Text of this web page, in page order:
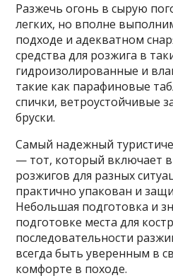
Разжечь огонь в сырую
легких, но вполне
подходе и адекватном
средства для розжига в
гидроизолированные и
такие как парафиновые
спички, ветроустойчивые
бруски.
Самый надежный
— тот, который включает в
розжигов для разных
практично упакован и
Небольшая подготовка и
подготовке места для
последовательности
всегда быть уверенным в
комфорте в походе.